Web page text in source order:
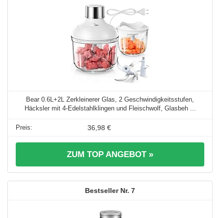
Bear 0.6L+2L Zerkleinerer Glas, 2 Geschwindigkeitsstufen,
Häcksler mit 4-Edelstahlklingen und Fleischwolf, Glasbeh ...
36,98 €
ZUM TOP ANGEBOT »
7